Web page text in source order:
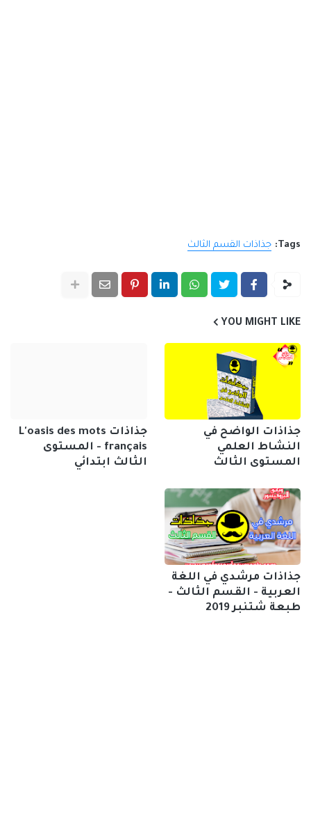
Tags: جذاذات القسم الثالث
YOU MIGHT LIKE
جذاذات الواضح في
النشاط العلمي
المستوى الثالث
جذاذات L'oasis des mots
français - المستوى
الثالث ابتدائي
جذاذات مرشدي في اللغة
العربية - القسم الثالث -
طبعة شتنبر 2019